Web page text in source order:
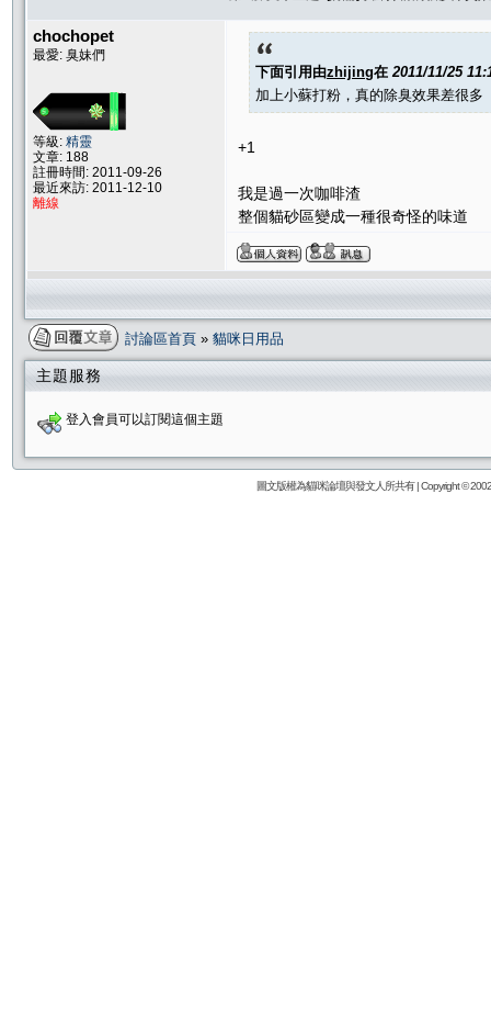
chochopet
最愛: 臭妹們
等級: 精靈
文章: 188
註冊時間: 2011-09-26
最近來訪: 2011-12-10
離線
下面引用由zhijing在 2011/11/25
加上小蘇打粉，真的除臭效果差很
+1
我是過一次咖啡渣
整個貓砂區變成一種很奇怪的味道
討論區首頁 » 貓咪日用品
主題服務
登入會員可以訂閱這個主題
圖文版權為貓咪論壇與發文人所共有 | Copyright ©